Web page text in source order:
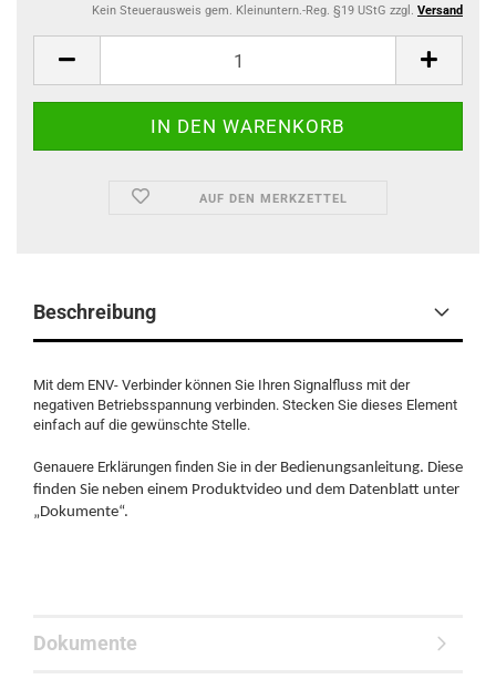
Kein Steuerausweis gem. Kleinuntern.-Reg. §19 UStG zzgl. Versand
AUF DEN MERKZETTEL
Beschreibung
Mit dem ENV- Verbinder können Sie Ihren Signalfluss mit der
negativen Betriebsspannung verbinden. Stecken Sie dieses Element
einfach auf die gewünschte Stelle.
Genauere Erklärungen finden Sie in der Bedienungsanleitung. Diese
finden Sie neben einem Produktvideo und dem Datenblatt unter
„Dokumente“.
Dokumente